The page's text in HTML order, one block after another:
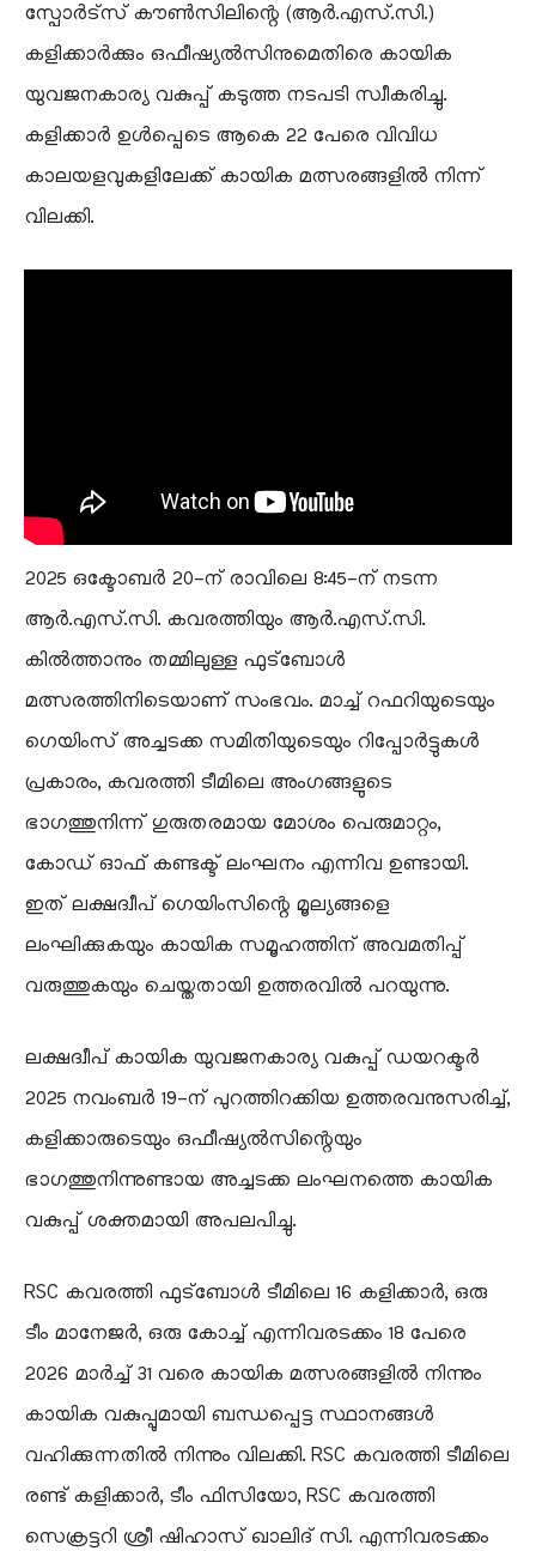
സ്പോർട്സ് കൗൺസിലിന്റെ (ആർ.എസ്.സി.)
കളിക്കാർക്കും ഒഫീഷ്യൽസിനുമെതിരെ കായിക
യുവജനകാര്യ വകുപ്പ് കടുത്ത നടപടി സ്വീകരിച്ചു.
കളിക്കാർ ഉൾപ്പെടെ ആകെ 22 പേരെ വിവിധ
കാലയളവുകളിലേക്ക് കായിക മത്സരങ്ങളിൽ നിന്ന്
വിലക്കി.
2025 ഒക്ടോബർ 20-ന് രാവിലെ 8:45-ന് നടന്ന
ആർ.എസ്.സി. കവരത്തിയും ആർ.എസ്.സി.
കിൽത്താനും തമ്മിലുള്ള ഫുട്ബോൾ
മത്സരത്തിനിടെയാണ് സംഭവം. മാച്ച് റഫറിയുടെയും
ഗെയിംസ് അച്ചടക്ക സമിതിയുടെയും റിപ്പോർട്ടുകൾ
പ്രകാരം, കവരത്തി ടീമിലെ അംഗങ്ങളുടെ
ഭാഗത്തുനിന്ന് ഗുരുതരമായ മോശം പെരുമാറ്റം,
കോഡ് ഓഫ് കണ്ടക്ട് ലംഘനം എന്നിവ ഉണ്ടായി.
ഇത് ലക്ഷദ്വീപ് ഗെയിംസിന്റെ മൂല്യങ്ങളെ
ലംഘിക്കുകയും കായിക സമൂഹത്തിന് അവമതിപ്പ്
വരുത്തുകയും ചെയ്തതായി ഉത്തരവിൽ പറയുന്നു.
ലക്ഷദ്വീപ് കായിക യുവജനകാര്യ വകുപ്പ് ഡയറക്ടർ
2025 നവംബർ 19-ന് പുറത്തിറക്കിയ ഉത്തരവനുസരിച്ച്,
കളിക്കാരുടെയും ഒഫീഷ്യൽസിന്റെയും
ഭാഗത്തുനിന്നുണ്ടായ അച്ചടക്ക ലംഘനത്തെ കായിക
വകുപ്പ് ശക്തമായി അപലപിച്ചു.
RSC കവരത്തി ഫുട്ബോൾ ടീമിലെ 16 കളിക്കാർ, ഒരു
ടീം മാനേജർ, ഒരു കോച്ച് എന്നിവരടക്കം 18 പേരെ
2026 മാർച്ച് 31 വരെ കായിക മത്സരങ്ങളിൽ നിന്നും
കായിക വകുപ്പുമായി ബന്ധപ്പെട്ട സ്ഥാനങ്ങൾ
വഹിക്കുന്നതിൽ നിന്നും വിലക്കി. RSC കവരത്തി ടീമിലെ
രണ്ട് കളിക്കാർ, ടീം ഫിസിയോ, RSC കവരത്തി
സെക്രട്ടറി ശ്രീ ഷിഹാസ് ഖാലിദ് സി. എന്നിവരടക്കം